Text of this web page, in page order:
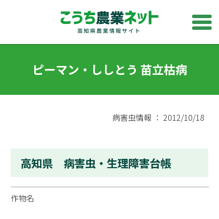
ピーマン・ししとう 苗立枯病
病害虫情報 ： 2012/10/18
高知県 病害虫・生理障害台帳
作物名